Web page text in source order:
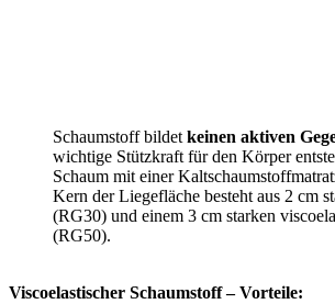
Schaumstoff bildet keinen aktiven
wichtige Stützkraft für den Körper
Schaum mit einer
Kern der Liegefläche besteht aus 2 cm
(RG30) und einem 3 cm starken
(RG50).
Viscoelastischer Schaumstoff – Vorteile: